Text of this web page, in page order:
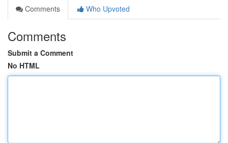
Comments
Who Upvoted
Comments
Submit a Comment
No HTML